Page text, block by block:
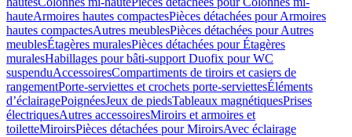
hauteArmoires hautes compactesPièces détachées pour Armoires
hautes compactesAutres meublesPièces détachées pour Autres
meublesÉtagères muralesPièces détachées pour Étagères
muralesHabillages pour bâti-support Duofix pour WC
suspenduAccessoiresCompartiments de tiroirs et casiers de
rangementPorte-serviettes et crochets porte-serviettesÉléments
d’éclairagePoignéesJeux de piedsTableaux magnétiquesPrises
électriquesAutres accessoiresMiroirs et armoires et
toiletteMiroirsPièces détachées pour MiroirsAvec éclairage